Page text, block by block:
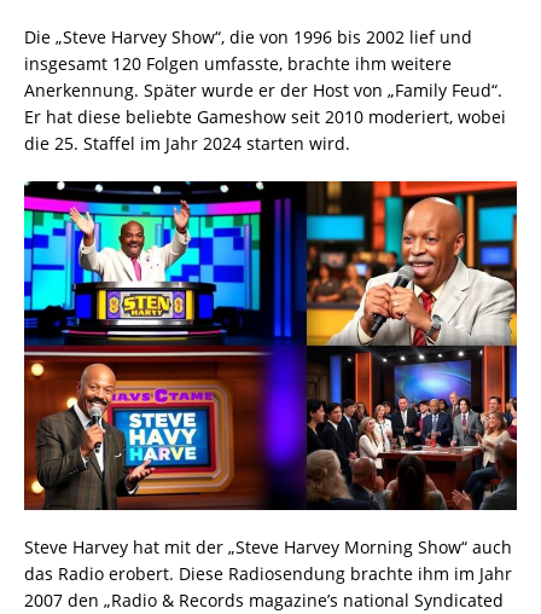
Die „Steve Harvey Show“, die von 1996 bis 2002 lief und
insgesamt 120 Folgen umfasste, brachte ihm weitere
Anerkennung. Später wurde er der Host von „Family Feud“.
Er hat diese beliebte Gameshow seit 2010 moderiert, wobei
die 25. Staffel im Jahr 2024 starten wird.
Steve Harvey hat mit der „Steve Harvey Morning Show“ auch
das Radio erobert. Diese Radiosendung brachte ihm im Jahr
2007 den „Radio & Records magazine’s national Syndicated